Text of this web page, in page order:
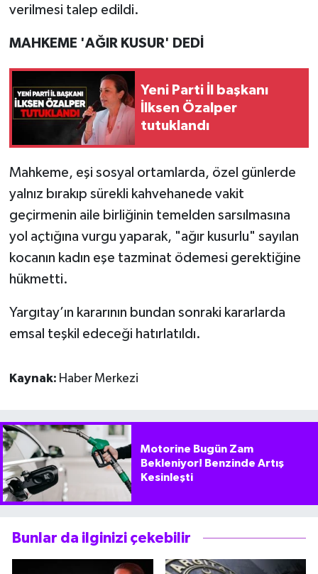
verilmesi talep edildi.
MAHKEME 'AĞIR KUSUR' DEDİ
Yeni Parti İl başkanı
İlksen Özalper
tutuklandı
Mahkeme, eşi sosyal ortamlarda, özel günlerde
yalnız bırakıp sürekli kahvehanede vakit
geçirmenin aile birliğinin temelden sarsılmasına
yol açtığına vurgu yaparak, "ağır kusurlu" sayılan
kocanın kadın eşe tazminat ödemesi gerektiğine
hükmetti.
Yargıtay’ın kararının bundan sonraki kararlarda
emsal teşkil edeceği hatırlatıldı.
Kaynak: Haber Merkezi
Motorine Bugün Zam
Bekleniyor! Benzinde Artış
Kesinleşti
Bunlar da ilginizi çekebilir